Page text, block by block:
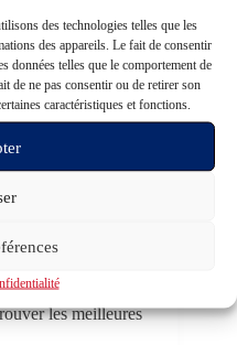
des technologies telles que les
des appareils. Le fait de consentir
données telles que le comportement de
de ne pas consentir ou de retirer son
caractéristiques et fonctions.
de votre part et
Quand les cours
de
les meilleures